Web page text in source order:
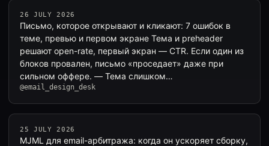
26 JULY 2026
Письмо, которое открывают и кликают: 7 ошибок в
теме, превью и первом экране Тема и preheader
решают open-rate, первый экран — CTR. Если один из
блоков провален, письмо «проседает» даже при
сильном оффере. — Тема слишком…
@email_design_desk
25 JULY 2026
MJML для email-арбитража: когда он ускоряет сборку,